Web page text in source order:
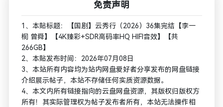
免责声明
1、本贴标题：【国剧】云秀行（2026）36集完结【李一
桐 曾舜】【4K臻彩+SDR高码率HQ HIFI音效】【共
266GB】
2、本贴发布时间：2026年07月08日
3、本站所有内容均为站内网盘爱好者分享发布的网盘链接
介绍展示帖子，本站不存储任何实质资源数据。
4、本文内所有链接指向的云盘网盘资源，其版权归版权方
所有！其实际管理权为帖子发布者所有，本站无法操作相